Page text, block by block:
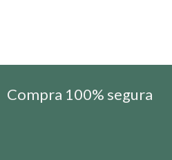
Compra 100% segura